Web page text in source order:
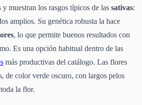
y muestran los rasgos típicos de las sativas:
amplios. Su genética robusta la hace
, lo que permite buenos resultados con
Es una opción habitual dentro de las
más productivas del catálogo. Las flores
de color verde oscuro, con largos pelos
la flor.